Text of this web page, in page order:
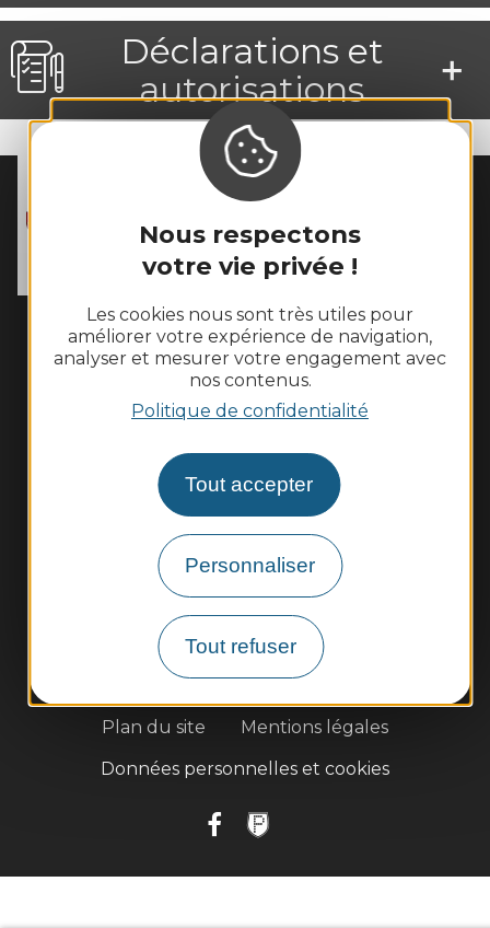
Nous respectons
votre vie privée !
Les cookies nous sont très utiles pour
améliorer votre expérience de navigation,
analyser et mesurer votre engagement avec
nos contenus.
Politique de confidentialité
Tout accepter
Personnaliser
Tout refuser
Déclarations et
autorisations
La Peyrouse
12720 Mostuéjouls
05 65 62 60 43
Horaires d'ouverture :
Le lundi de 10h à 12h et le vendredi de 14h à 16h
Nous contacter
Vie municipale
Démarches, infos pratiques
Plan du site Mentions légales
Données personnelles et cookies